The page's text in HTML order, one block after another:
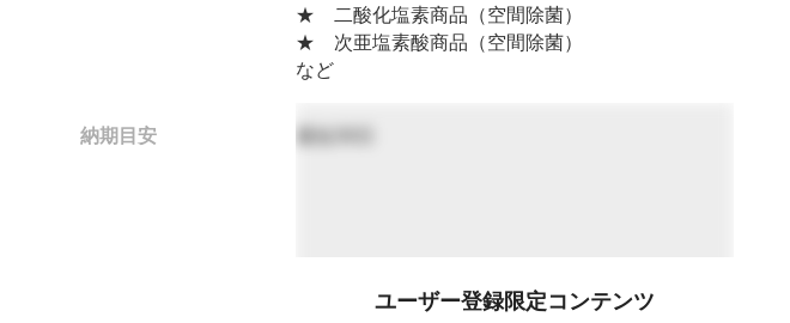
★ 二酸化塩素商品（空間除菌）
★ 次亜塩素酸商品（空間除菌）
など
納期目安 最短30日
ユーザー登録限定コンテンツ